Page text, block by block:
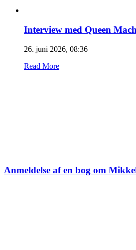
Interview med Queen
26. juni 2026, 08:36
Read More
Anmeldelse af en bog om